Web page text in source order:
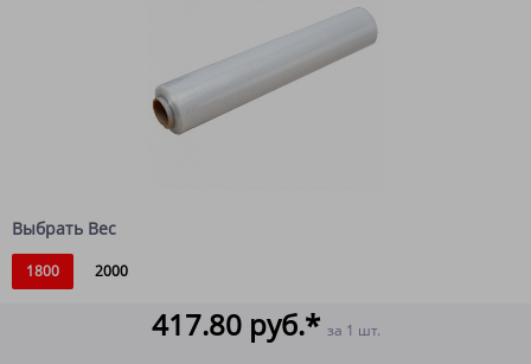
Выбрать Вес
1800 2000
417.80 руб.* за 1 шт.